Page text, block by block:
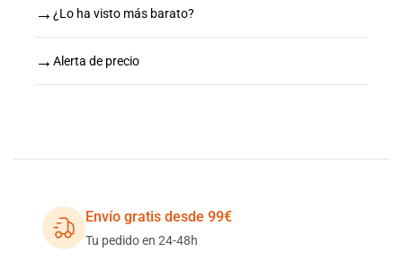
→ ¿Lo ha visto más barato?
→ Alerta de precio
Envío gratis desde 99€
Tu pedido en 24-48h